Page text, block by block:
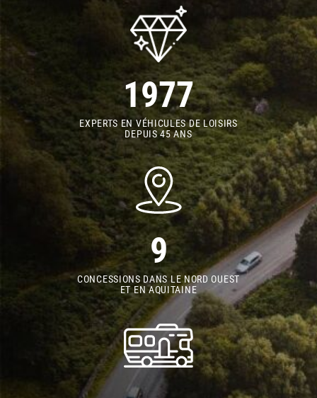
1977
EXPERTS EN VÉHICULES DE LOISIRS
DEPUIS 45 ANS
9
CONCESSIONS DANS LE NORD OUEST
ET EN AQUITAINE